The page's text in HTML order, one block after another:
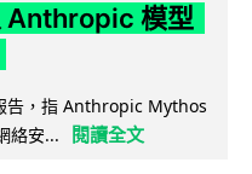
Anthropic 模型
告，指 Anthropic Mythos
絡安...
閱讀全文